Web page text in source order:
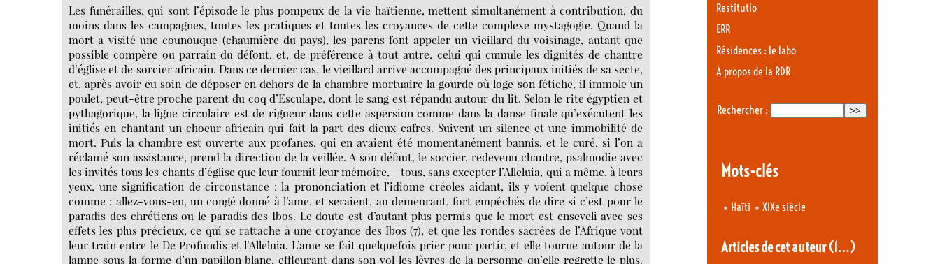
Les funérailles, qui sont l’épisode le plus pompeux de la vie haïtienne, mettent simultanément à contribution, du
moins dans les campagnes, toutes les pratiques et toutes les croyances de cette complexe mystagogie. Quand la
mort a visité une counouque (chaumière du pays), les parens font appeler un vieillard du voisinage, autant que
possible compère ou parrain du défont, et, de préférence à tout autre, celui qui cumule les dignités de chantre
d’église et de sorcier africain. Dans ce dernier cas, le vieillard arrive accompagné des principaux initiés de sa secte,
et, après avoir eu soin de déposer en dehors de la chambre mortuaire la gourde où loge son fétiche, il immole un
poulet, peut-être proche parent du coq d’Esculape, dont le sang est répandu autour du lit. Selon le rite égyptien et
pythagorique, la ligne circulaire est de rigueur dans cette aspersion comme dans la danse finale qu’exécutent les
initiés en chantant un choeur africain qui fait la part des dieux cafres. Suivent un silence et une immobilité de
mort. Puis la chambre est ouverte aux profanes, qui en avaient été momentanément bannis, et le curé, si l’on a
réclamé son assistance, prend la direction de la veillée. A son défaut, le sorcier, redevenu chantre, psalmodie avec
les invités tous les chants d’église que leur fournit leur mémoire, - tous, sans excepter l’Alleluia, qui a même, à leurs
yeux, une signification de circonstance : la prononciation et l’idiome créoles aidant, ils y voient quelque chose
comme : allez-vous-en, un congé donné à l’ame, et seraient, au demeurant, fort empêchés de dire si c’est pour le
paradis des chrétiens ou le paradis des Ibos. Le doute est d’autant plus permis que le mort est enseveli avec ses
effets les plus précieux, ce qui se rattache à une croyance des Ibos (7), et que les rondes sacrées de l’Afrique vont
leur train entre le De Profundis et l’Alleluia. L’ame se fait quelquefois prier pour partir, et elle tourne autour de la
lampe sous la forme d’un papillon blanc, effleurant dans son vol les lèvres de la personne qu’elle regrette le plus.
Restitutio
ERR
Résidences : le labo
A propos de la RDR
Rechercher :
Mots-clés
• Haïti •XIXe siècle
Articles de cet auteur(1…)